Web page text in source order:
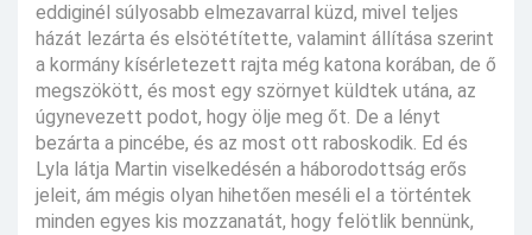
eddiginél súlyosabb elmezavarral küzd, mivel teljes
házát lezárta és elsötétítette, valamint állítása szerint
a kormány kísérletezett rajta még katona korában, de ő
megszökött, és most egy szörnyet küldtek utána, az
úgynevezett podot, hogy ölje meg őt. De a lényt
bezárta a pincébe, és az most ott raboskodik. Ed és
Lyla látja Martin viselkedésén a háborodottság erős
jeleit, ám mégis olyan hihetően meséli el a történtek
minden egyes kis mozzanatát, hogy felötlik bennünk,